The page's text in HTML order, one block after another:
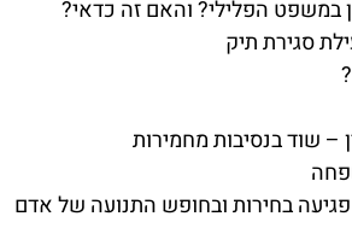
במשפט הפלילי? והאם זה כדאי?
סגירת תיק
– שוד בנסיבות מחמירות
בחירות ובחופש התנועה של אדם